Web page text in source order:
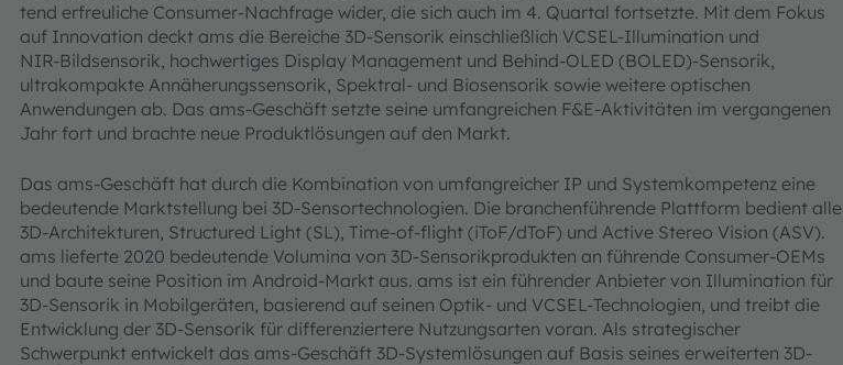
tend erfreuliche Consumer-Nachfrage wider, die sich auch im 4. Quartal fortsetzte. Mit dem Fokus
auf Innovation deckt ams die Bereiche 3D-Sensorik einschließlich VCSEL-Illumination und
NIR-Bildsensorik, hochwertiges Display Management und Behind-OLED (BOLED)-Sensorik,
ultrakompakte Annäherungssensorik, Spektral- und Biosensorik sowie weitere optischen
Anwendungen ab. Das ams-Geschäft setzte seine umfangreichen F&E-Aktivitäten im vergangenen
Jahr fort und brachte neue Produktlösungen auf den Markt.
Das ams-Geschäft hat durch die Kombination von umfangreicher IP und Systemkompetenz eine
bedeutende Marktstellung bei 3D-Sensortechnologien. Die branchenführende Plattform bedient alle
3D-Architekturen, Structured Light (SL), Time-of-flight (iToF/dToF) und Active Stereo Vision (ASV).
ams lieferte 2020 bedeutende Volumina von 3D-Sensorikprodukten an führende Consumer-OEMs
und baute seine Position im Android-Markt aus. ams ist ein führender Anbieter von Illumination für
3D-Sensorik in Mobilgeräten, basierend auf seinen Optik- und VCSEL-Technologien, und treibt die
Entwicklung der 3D-Sensorik für differenziertere Nutzungsarten voran. Als strategischer
Schwerpunkt entwickelt das ams-Geschäft 3D-Systemlösungen auf Basis seines erweiterten 3D-